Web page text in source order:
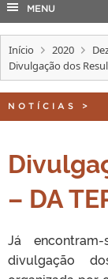
INTERNACIONAL
OUVIDORIA
PORTARIAS
MENU
Início 2020
Divulgação dos
NOTÍCIAS >
– DA
Já
divulgação